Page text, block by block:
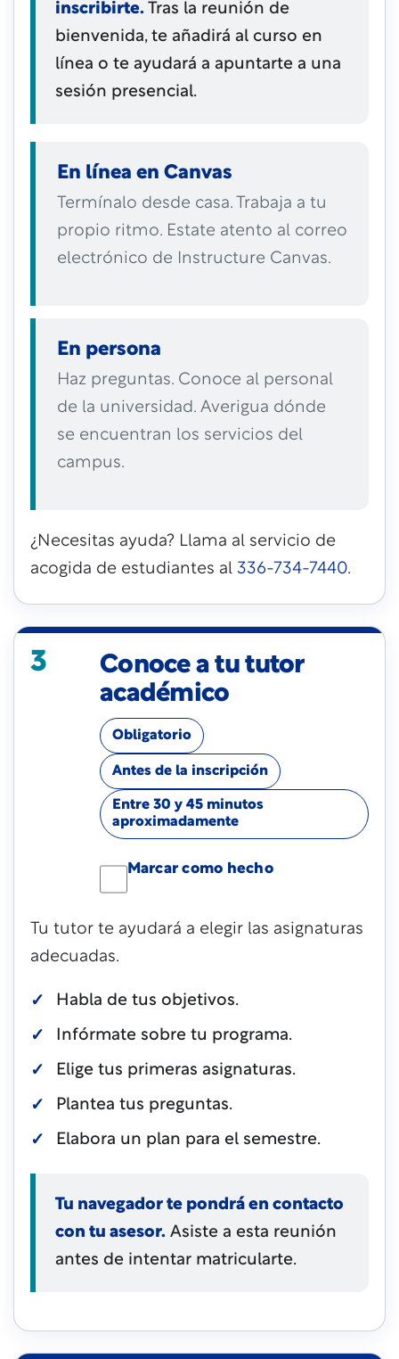
inscribirte. Tras la reunión de
bienvenida, te añadirá al curso en
línea o te ayudará a apuntarte a una
sesión presencial.
En línea en Canvas
Termínalo desde casa. Trabaja a tu
propio ritmo. Estate atento al correo
electrónico de Instructure Canvas.
En persona
Haz preguntas. Conoce al personal
de la universidad. Averigua dónde
se encuentran los servicios del
campus.
¿Necesitas ayuda? Llama al servicio de
acogida de estudiantes al 336-734-7440.
3
Conoce a tu tutor
académico
Obligatorio
Antes de la inscripción
Entre 30 y 45 minutos
aproximadamente
Marcar como hecho
Tu tutor te ayudará a elegir las asignaturas
adecuadas.
Habla de tus objetivos.
Infórmate sobre tu programa.
Elige tus primeras asignaturas.
Plantea tus preguntas.
Elabora un plan para el semestre.
Tu navegador te pondrá en contacto
con tu asesor. Asiste a esta reunión
antes de intentar matricularte.